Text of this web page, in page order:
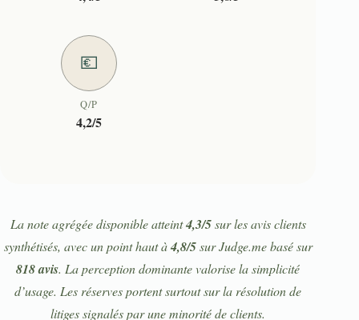
💶
Q/P
4,2/5
La note agrégée disponible atteint4,3/5sur les avis clients
synthétisés, avec un point haut à4,8/5sur Judge.me basé sur
818 avis. La perception dominante valorise la simplicité
d’usage. Les réserves portent surtout sur la résolution de
litiges signalés par une minorité de clients.